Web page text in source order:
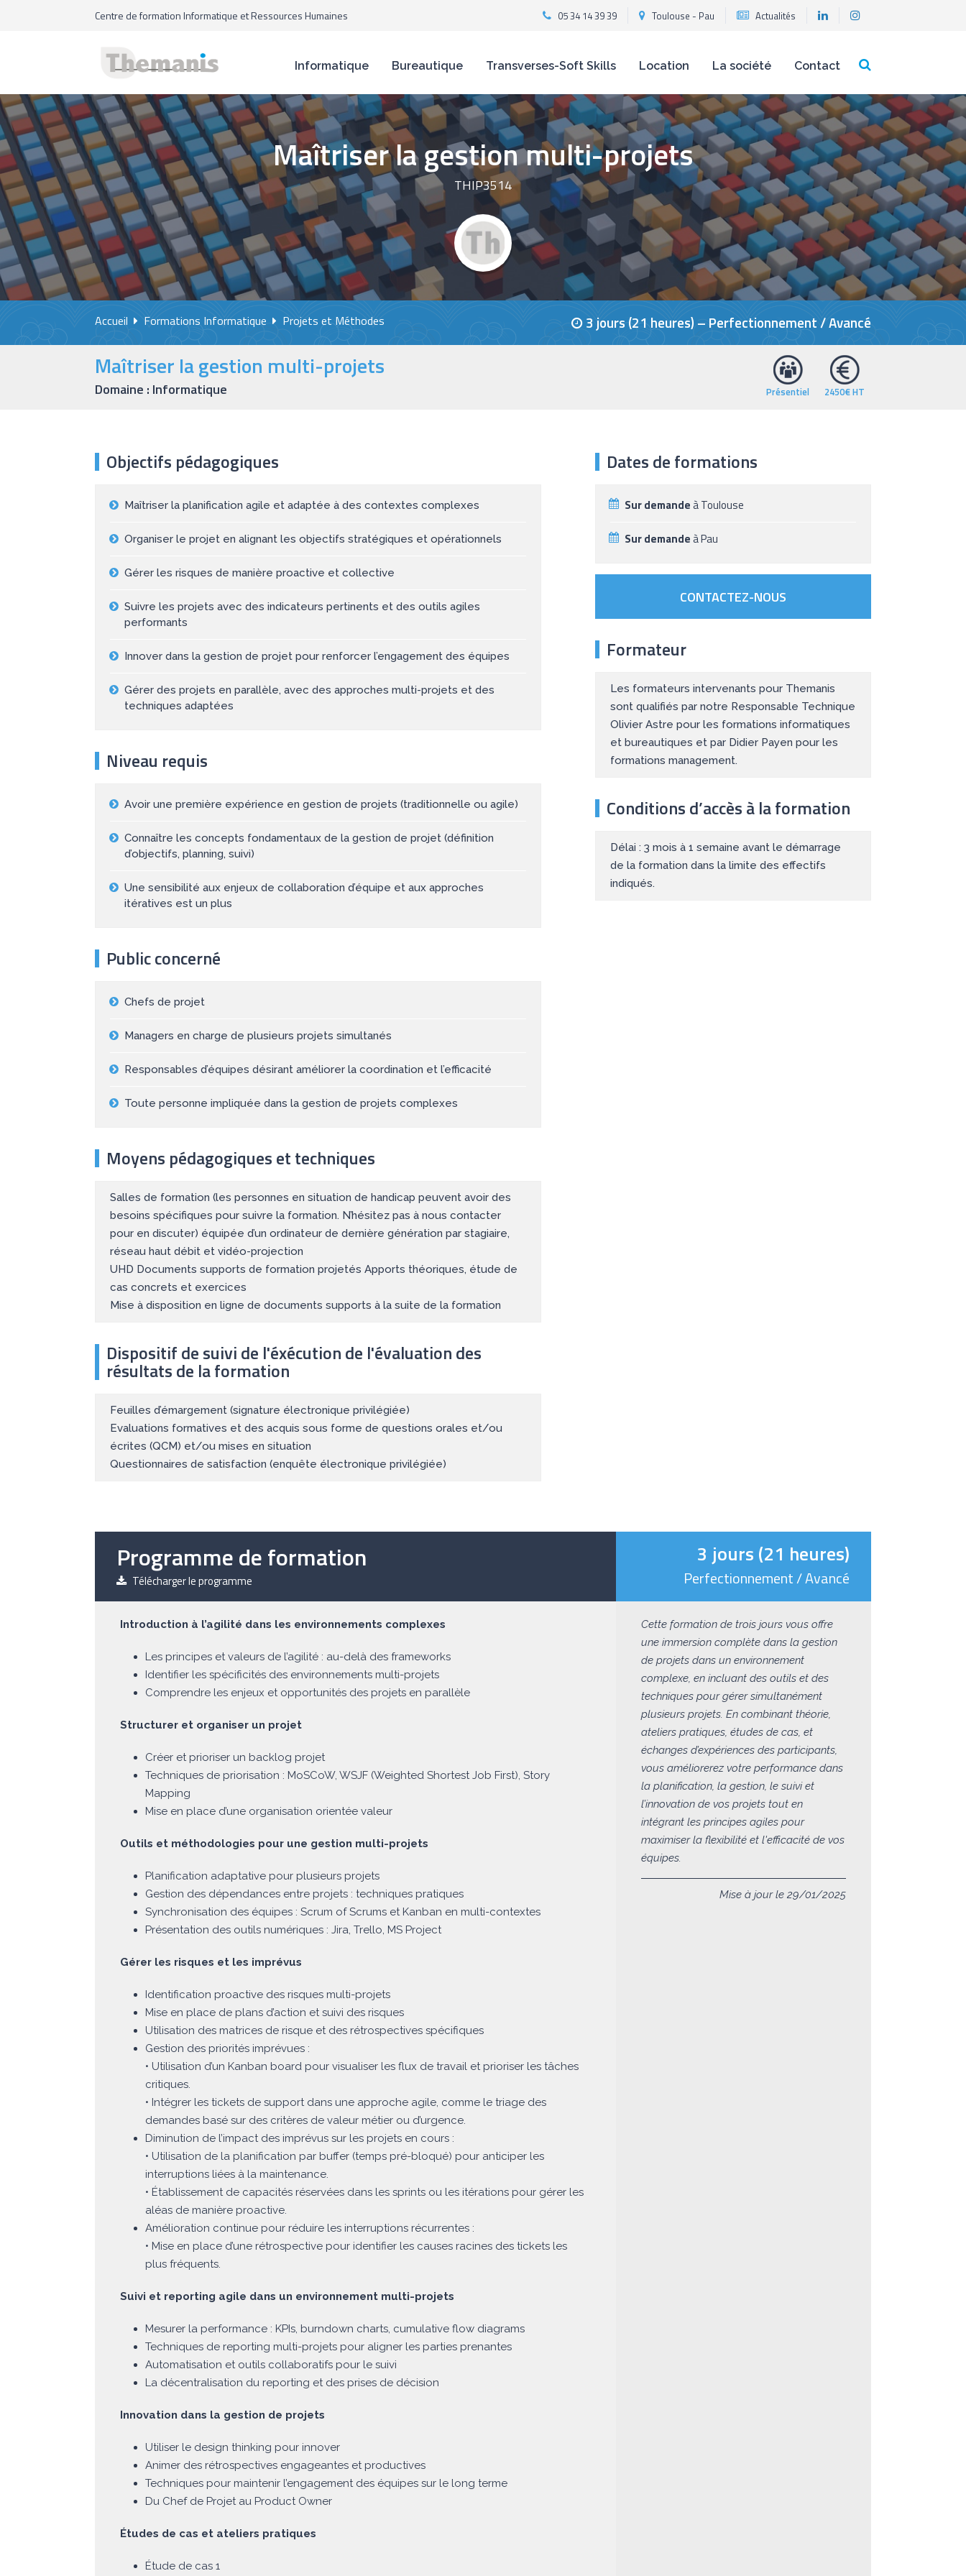
Centre de formation Informatique et Ressources Humaines 05 34 14 39 39 Toulouse - Pau Actualités
Informatique Bureautique Transverses-Soft Skills Location La société Contact
Maîtriser la gestion multi-projets
THIP3514
Accueil Formations Informatique Projets et Méthodes 3 jours (21 heures) – Perfectionnement / Avancé
Maîtriser la gestion multi-projets
Domaine : Informatique Présentiel 2450€ HT
Objectifs pédagogiques
Maîtriser la planification agile et adaptée à des contextes complexes
Organiser le projet en alignant les objectifs stratégiques et opérationnels
Gérer les risques de manière proactive et collective
Suivre les projets avec des indicateurs pertinents et des outils agiles
performants
Innover dans la gestion de projet pour renforcer l’engagement des équipes
Gérer des projets en parallèle, avec des approches multi-projets et des
techniques adaptées
Niveau requis
Avoir une première expérience en gestion de projets (traditionnelle ou agile)
Connaître les concepts fondamentaux de la gestion de projet (définition
d’objectifs, planning, suivi)
Une sensibilité aux enjeux de collaboration d’équipe et aux approches
itératives est un plus
Public concerné
Chefs de projet
Managers en charge de plusieurs projets simultanés
Responsables d’équipes désirant améliorer la coordination et l’efficacité
Toute personne impliquée dans la gestion de projets complexes
Moyens pédagogiques et techniques
Salles de formation (les personnes en situation de handicap peuvent avoir des
besoins spécifiques pour suivre la formation. N’hésitez pas à nous contacter
pour en discuter) équipée d’un ordinateur de dernière génération par stagiaire,
réseau haut débit et vidéo-projection
UHD Documents supports de formation projetés Apports théoriques, étude de
cas concrets et exercices
Mise à disposition en ligne de documents supports à la suite de la formation
Dispositif de suivi de l'éxécution de l'évaluation des
résultats de la formation
Feuilles d’émargement (signature électronique privilégiée)
Evaluations formatives et des acquis sous forme de questions orales et/ou
écrites (QCM) et/ou mises en situation
Questionnaires de satisfaction (enquête électronique privilégiée)
Dates de formations
Sur demandeà Toulouse
Sur demandeà Pau
CONTACTEZ-NOUS
Formateur
Les formateurs intervenants pour Themanis
sont qualifiés par notre Responsable Technique
Olivier Astre pour les formations informatiques
et bureautiques et par Didier Payen pour les
formations management.
Conditions d’accès à la formation
Délai : 3 mois à 1 semaine avant le démarrage
de la formation dans la limite des effectifs
indiqués.
Programme de formation
Télécharger le programme
3 jours (21 heures)
Perfectionnement / Avancé
Introduction à l’agilité dans les environnements complexes
Les principes et valeurs de l’agilité : au-delà des frameworks
Identifier les spécificités des environnements multi-projets
Comprendre les enjeux et opportunités des projets en parallèle
Structurer et organiser un projet
Créer et prioriser un backlog projet
Techniques de priorisation : MoSCoW, WSJF (Weighted Shortest Job First), Story
Mapping
Mise en place d’une organisation orientée valeur
Outils et méthodologies pour une gestion multi-projets
Planification adaptative pour plusieurs projets
Gestion des dépendances entre projets : techniques pratiques
Synchronisation des équipes : Scrum of Scrums et Kanban en multi-contextes
Présentation des outils numériques : Jira, Trello, MS Project
Gérer les risques et les imprévus
Identification proactive des risques multi-projets
Mise en place de plans d’action et suivi des risques
Utilisation des matrices de risque et des rétrospectives spécifiques
Gestion des priorités imprévues :
• Utilisation d’un Kanban board pour visualiser les flux de travail et prioriser les tâches
critiques.
• Intégrer les tickets de support dans une approche agile, comme le triage des
demandes basé sur des critères de valeur métier ou d’urgence.
Diminution de l’impact des imprévus sur les projets en cours :
• Utilisation de la planification par buffer (temps pré-bloqué) pour anticiper les
interruptions liées à la maintenance.
• Établissement de capacités réservées dans les sprints ou les itérations pour gérer les
aléas de manière proactive.
Amélioration continue pour réduire les interruptions récurrentes :
• Mise en place d’une rétrospective pour identifier les causes racines des tickets les
plus fréquents.
Suivi et reporting agile dans un environnement multi-projets
Mesurer la performance : KPIs, burndown charts, cumulative flow diagrams
Techniques de reporting multi-projets pour aligner les parties prenantes
Automatisation et outils collaboratifs pour le suivi
La décentralisation du reporting et des prises de décision
Innovation dans la gestion de projets
Utiliser le design thinking pour innover
Animer des rétrospectives engageantes et productives
Techniques pour maintenir l’engagement des équipes sur le long terme
Du Chef de Projet au Product Owner
Études de cas et ateliers pratiques
Étude de cas 1
Cette formation de trois jours vous offre
une immersion complète dans la gestion
de projets dans un environnement
complexe, en incluant des outils et des
techniques pour gérer simultanément
plusieurs projets. En combinant théorie,
ateliers pratiques, études de cas, et
échanges d’expériences des participants,
vous améliorerez votre performance dans
la planification, la gestion, le suivi et
l’innovation de vos projets tout en
intégrant les principes agiles pour
maximiser la flexibilité et l'efficacité de vos
équipes.
Mise à jour le 29/01/2025